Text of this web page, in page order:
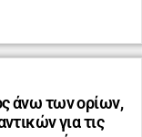
άνω των ορίων,
για τις